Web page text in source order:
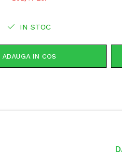
IN STOC
ADAUGA IN COS